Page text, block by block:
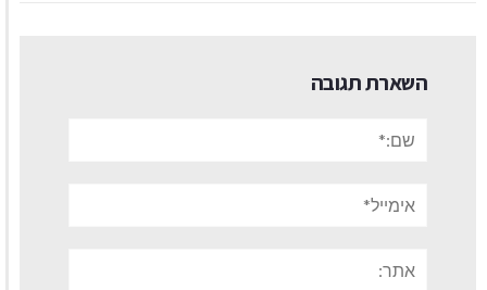
השארת תגובה